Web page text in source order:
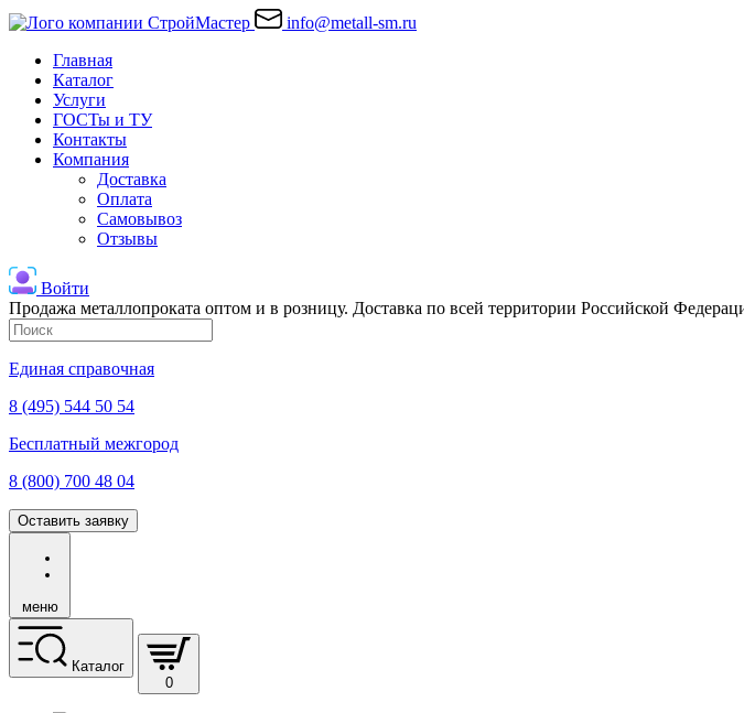
info@metall-sm.ru
Главная
Каталог
Услуги
ГОСТы и ТУ
Контакты
Компания
Доставка
Оплата
Самовывоз
Отзывы
Войти
Продажа металлопроката оптом и в розницу. Доставка по всей территории Российской
Единая справочная
8 (495) 544 50 54
Бесплатный межгород
8 (800) 700 48 04
Оставить заявку
меню
Каталог
0